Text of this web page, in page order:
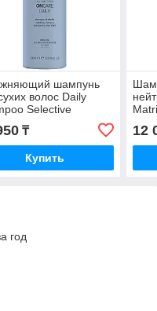
шампунь
волос Daily
Selective
1000 мл.
₸
Купить
12
год